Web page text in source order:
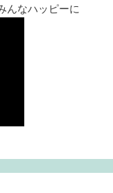
んなハッピーに